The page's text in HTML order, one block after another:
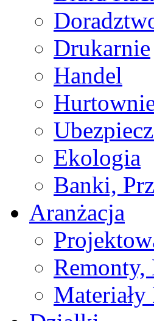
Drukarnie
Handel
Ekologia
Banki,
Aranżacja